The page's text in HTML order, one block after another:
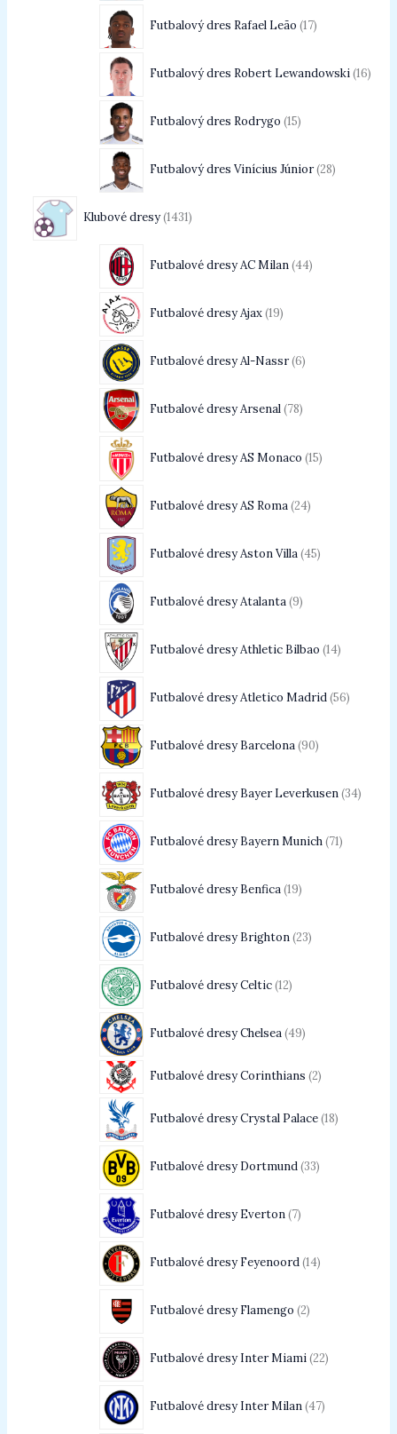
Futbalový dres Rafael Leão 17
Futbalový dres Robert Lewandowski 16
Futbalový dres Rodrygo 15
Futbalový dres Vinícius Júnior 28
Klubové dresy 1431
Futbalové dresy AC Milan 44
Futbalové dresy Ajax 19
Futbalové dresy Al-Nassr 6
Futbalové dresy Arsenal 78
Futbalové dresy AS Monaco 15
Futbalové dresy AS Roma 24
Futbalové dresy Aston Villa 45
Futbalové dresy Atalanta 9
Futbalové dresy Athletic Bilbao 14
Futbalové dresy Atletico Madrid 56
Futbalové dresy Barcelona 90
Futbalové dresy Bayer Leverkusen 34
Futbalové dresy Bayern Munich 71
Futbalové dresy Benfica 19
Futbalové dresy Brighton 23
Futbalové dresy Celtic 12
Futbalové dresy Chelsea 49
Futbalové dresy Corinthians 2
Futbalové dresy Crystal Palace 18
Futbalové dresy Dortmund 33
Futbalové dresy Everton 7
Futbalové dresy Feyenoord 14
Futbalové dresy Flamengo 2
Futbalové dresy Inter Miami 22
Futbalové dresy Inter Milan 47